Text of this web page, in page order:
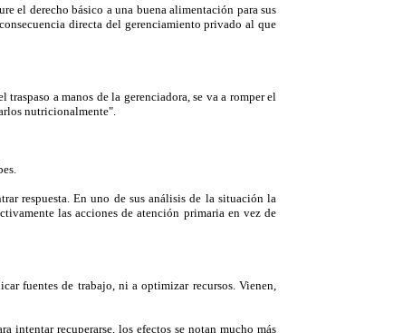
el derecho básico a una buena alimentación para sus
directa del gerenciamiento privado al que
a manos de la gerenciadora, se va a romper el
nutricionalmente".
respuesta. En uno de sus análisis de la situación la
las acciones de atención primaria en vez de
fuentes de trabajo, ni a optimizar recursos. Vienen,
intentar recuperarse, los efectos se notan mucho más